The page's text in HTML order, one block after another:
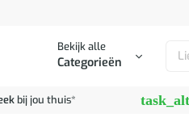
Bekijk alle
Categorieën
bij jou thuis* task_alt